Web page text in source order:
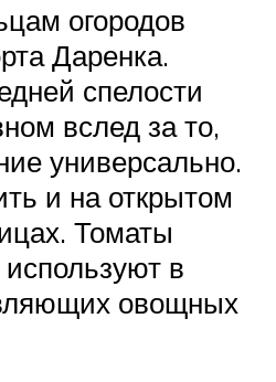
огородов
Даренка.
спелости
вслед за то,
универсально.
и на открытом
Томаты
в
овощных